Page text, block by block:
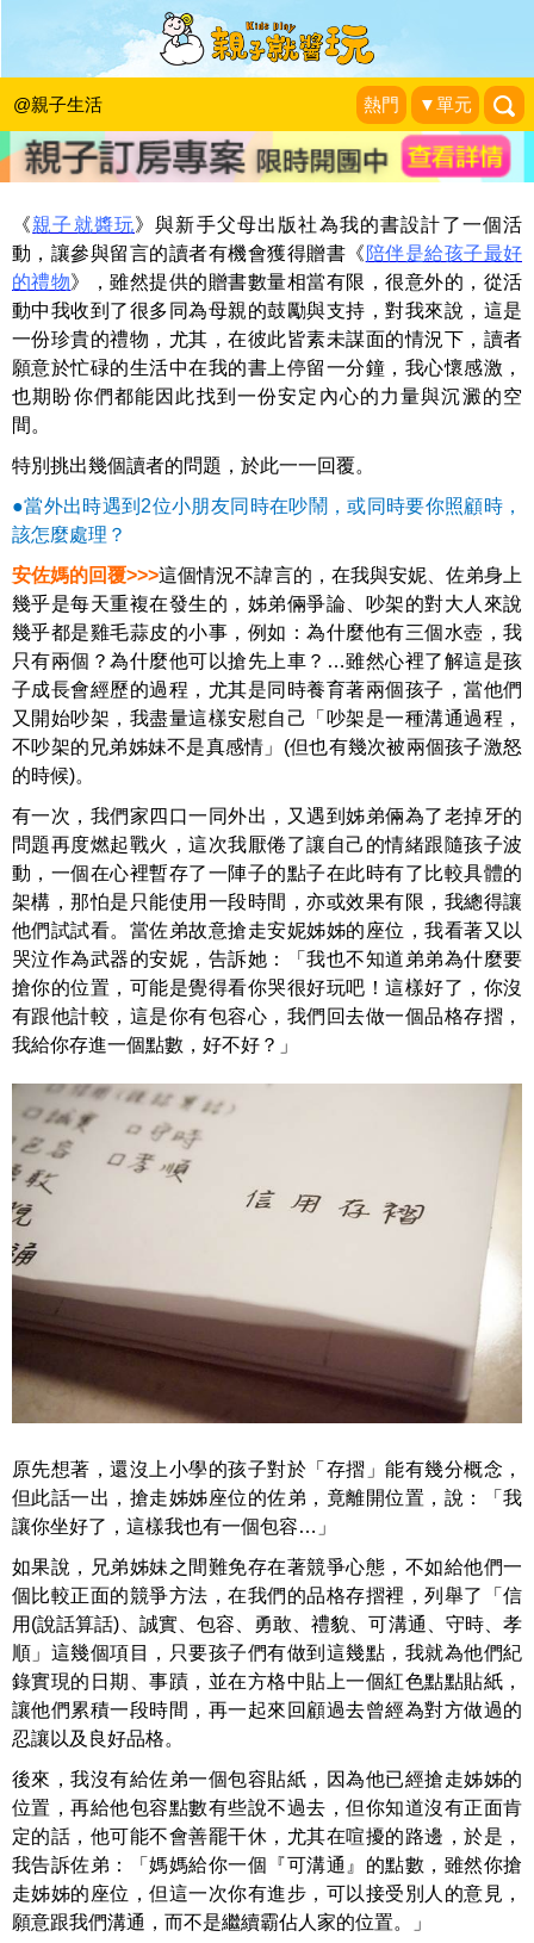
@親子生活 熱門 ▼單元
《陪伴是給孩子最好的禮物》留言，安
佐媽的感動回覆
陪伴是給孩子最好的禮物|2015-02-05
《親子就醬玩》與新手父母出版社為我的書設計了一個活
動，讓參與留言的讀者有機會獲得贈書《 陪伴是給孩子最好
的禮物》，雖然提供的贈書數量相當有限，很意外的，從活
動中我收到了很多同為母親的鼓勵與支持，對我來說，這是
一份珍貴的禮物，尤其，在彼此皆素未謀面的情況下，讀者
願意於忙碌的生活中在我的書上停留一分鐘，我心懷感激，
也期盼你們都能因此找到一份安定內心的力量與沉澱的空
間。
特別挑出幾個讀者的問題，於此一一回覆。
●當外出時遇到2位小朋友同時在吵鬧，或同時要你照顧時，
該怎麼處理？
安佐媽的回覆>>>這個情況不諱言的，在我與安妮、佐弟身上
幾乎是每天重複在發生的，姊弟倆爭論、吵架的對大人來說
幾乎都是雞毛蒜皮的小事，例如：為什麼他有三個水壺，我
只有兩個？為什麼他可以搶先上車？…雖然心裡了解這是孩
子成長會經歷的過程，尤其是同時養育著兩個孩子，當他們
又開始吵架，我盡量這樣安慰自己「吵架是一種溝通過程，
不吵架的兄弟姊妹不是真感情」(但也有幾次被兩個孩子激怒
的時候)。
有一次，我們家四口一同外出，又遇到姊弟倆為了老掉牙的
問題再度燃起戰火，這次我厭倦了讓自己的情緒跟隨孩子波
動，一個在心裡暫存了一陣子的點子在此時有了比較具體的
架構，那怕是只能使用一段時間，亦或效果有限，我總得讓
他們試試看。當佐弟故意搶走安妮姊姊的座位，我看著又以
哭泣作為武器的安妮，告訴她：「我也不知道弟弟為什麼要
搶你的位置，可能是覺得看你哭很好玩吧！這樣好了，你沒
有跟他計較，這是你有包容心，我們回去做一個品格存摺，
我給你存進一個點數，好不好？」
原先想著，還沒上小學的孩子對於「存摺」能有幾分概念，
但此話一出，搶走姊姊座位的佐弟，竟離開位置，說：「我
讓你坐好了，這樣我也有一個包容…」
如果說，兄弟姊妹之間難免存在著競爭心態，不如給他們一
個比較正面的競爭方法，在我們的品格存摺裡，列舉了「信
用(說話算話)、誠實、包容、勇敢、禮貌、可溝通、守時、孝
順」這幾個項目，只要孩子們有做到這幾點，我就為他們紀
錄實現的日期、事蹟，並在方格中貼上一個紅色點點貼紙，
讓他們累積一段時間，再一起來回顧過去曾經為對方做過的
忍讓以及良好品格。
後來，我沒有給佐弟一個包容貼紙，因為他已經搶走姊姊的
位置，再給他包容點數有些說不過去，但你知道沒有正面肯
定的話，他可能不會善罷干休，尤其在喧擾的路邊，於是，
我告訴佐弟：「媽媽給你一個『可溝通』的點數，雖然你搶
走姊姊的座位，但這一次你有進步，可以接受別人的意見，
願意跟我們溝通，而不是繼續霸佔人家的位置。」